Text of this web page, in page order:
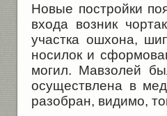
Новые постройки
входа возник
участка ошхона,
носилок и
могил. Мавзолей
осуществлена в
разобран, видимо,